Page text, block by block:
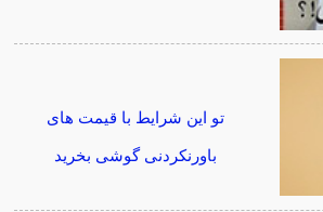
تو این شرایط با قیمت های
باورنکردنی گوشی بخرید